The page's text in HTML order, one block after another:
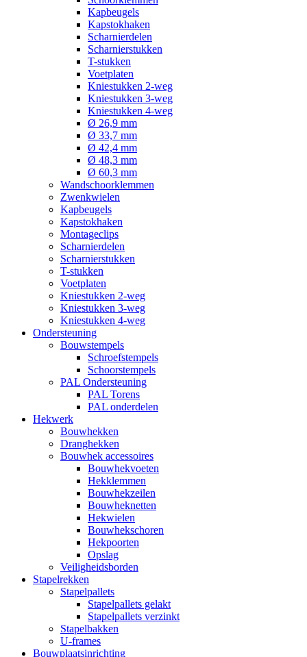
Kapbeugels
Kapstokhaken
Scharnierdelen
Scharnierstukken
T-stukken
Voetplaten
Kniestukken 2-weg
Kniestukken 3-weg
Kniestukken 4-weg
Ø 26,9 mm
Ø 33,7 mm
Ø 42,4 mm
Ø 48,3 mm
Ø 60,3 mm
Wandschoorklemmen
Zwenkwielen
Kapbeugels
Kapstokhaken
Montageclips
Scharnierdelen
Scharnierstukken
T-stukken
Voetplaten
Kniestukken 2-weg
Kniestukken 3-weg
Kniestukken 4-weg
Ondersteuning
Bouwstempels
Schroefstempels
Schoorstempels
PAL Ondersteuning
PAL Torens
PAL onderdelen
Hekwerk
Bouwhekken
Dranghekken
Bouwhek accessoires
Bouwhekvoeten
Hekklemmen
Bouwhekzeilen
Bouwheknetten
Hekwielen
Bouwhekschoren
Hekpoorten
Opslag
Veiligheidsborden
Stapelrekken
Stapelpallets
Stapelpallets gelakt
Stapelpallets verzinkt
Stapelbakken
U-frames
Bouwplaatsinrichting